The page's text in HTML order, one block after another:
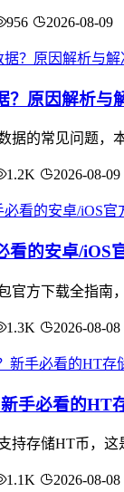
956 2026-08-09
？原因解析与
据的常见问题
1.2K 2026-08-09
看的安卓/iOS
官方下载全指
1.3K 2026-08-08
手必看的HT
持存储HT币，
1.1K 2026-08-08